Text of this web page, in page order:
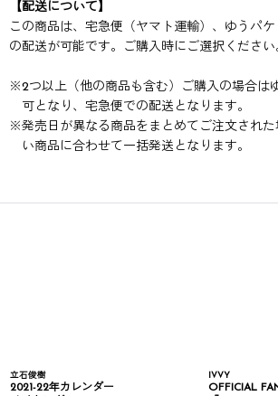
【配送について】
この商品は、宅急便（ヤマト運輸）、ゆうパ
の配送が可能です。ご購入時にご選択ください
※2つ以上（他の商品も含む）ご購入の場合は
可となり、宅急便での配送となります。
※発売日が異なる商品をまとめてご注文され
い商品に合わせて一括発送となります。
立石俊樹
2021-22年カレンダー
IVVY
OFFICIAL